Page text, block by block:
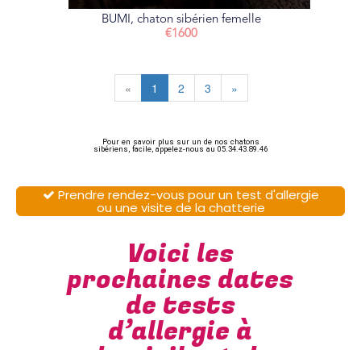
BUMI, chaton sibérien femelle
€1600
« 1 2 3 »
Pour en savoir plus sur un de nos chatons
sibériens, facile, appelez-nous au 05.34.43.89.46
 Prendre rendez-vous pour un test d'allergie
ou une visite de la chatterie
Voici les
prochaines dates
de tests
d’allergie à